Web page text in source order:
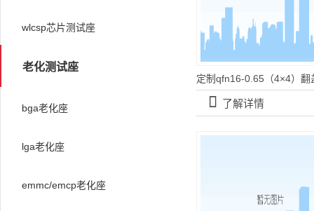
󰀡 了解详情
wlcsp芯片测试座
老化测试座
bga老化座
lga老化座
emmc/emcp老化座